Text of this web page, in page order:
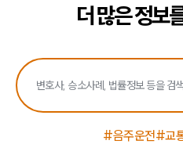
더 많은 정보
#음주운전#교